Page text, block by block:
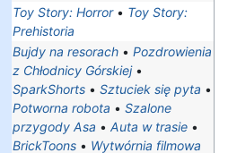
Toy Story: Horror• Toy Story:
Prehistoria
Bujdy na resorach • Pozdrowienia
z Chłodnicy Górskiej•
SparkShorts • Sztuciek się pyta •
Potworna robota • Szalone
przygody Asa • Auta w trasie •
BrickToons • Wytwórnia filmowa